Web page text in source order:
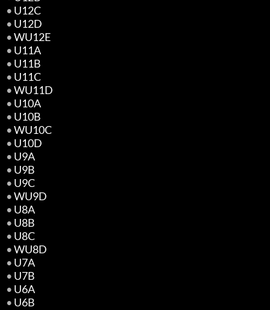
• U12C
• U12D
•WU12E
• U11A
• U11B
• U11C
•WU11D
• U10A
• U10B
•WU10C
• U10D
• U9A
• U9B
• U9C
•WU9D
• U8A
• U8B
• U8C
•WU8D
• U7A
• U7B
• U6A
• U6B